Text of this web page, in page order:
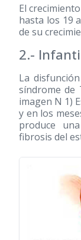
El
hasta los 19
de su
2.-
La
síndrome de
imagen N 1)
y en los
produce
fibrosis del